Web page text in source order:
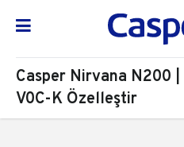
Casper Nirvana N200
V0C-K Özelleştir